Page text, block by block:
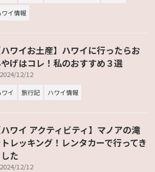
ワイ情報
ハワイお土産】ハワイに行ったらお
げはコレ！私のおすすめ３選
2024/12/12
ワイ 旅行記 ハワイ情報
ハワイ アクティビティ】マノアの滝
レッキング！レンタカーで行ってき
た
2024/12/12